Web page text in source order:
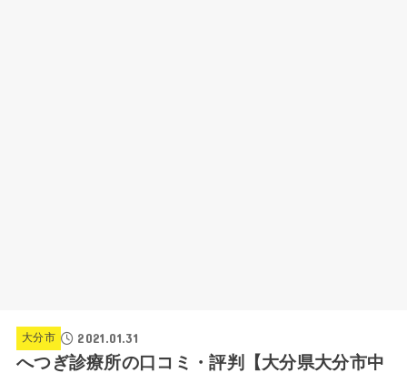
大分市 2021.01.31
へつぎ診療所の口コミ・評判【大分県大分市中